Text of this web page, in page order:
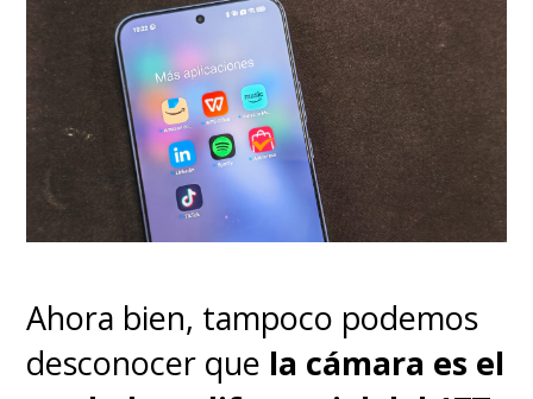
En situaciones de baja luz, el
sensor RYYB característico de
la marcarescata información
de las sombrassin generar ese
ruido digital molesto ni
convertir la noche en día
artificialmente, que era su
problema en versiones
anteriores.El teleobjetivo de
Ahora bien, tampoco podemos
desconocer que la cámara es el